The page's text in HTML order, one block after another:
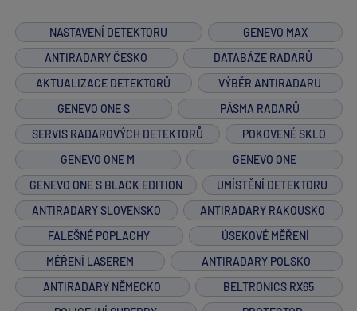
NASTAVENÍ DETEKTORU
GENEVO MAX
ANTIRADARY ČESKO
DATABÁZE RADARŮ
AKTUALIZACE DETEKTORŮ
VÝBĚR ANTIRADARU
GENEVO ONE S
PÁSMA RADARŮ
SERVIS RADAROVÝCH DETEKTORŮ
POKOVENÉ SKLO
GENEVO ONE M
GENEVO ONE
GENEVO ONE S BLACK EDITION
UMÍSTĚNÍ DETEKTORU
ANTIRADARY SLOVENSKO
ANTIRADARY RAKOUSKO
FALEŠNÉ POPLACHY
ÚSEKOVÉ MĚŘENÍ
MĚŘENÍ LASEREM
ANTIRADARY POLSKO
ANTIRADARY NĚMECKO
BELTRONICS RX65